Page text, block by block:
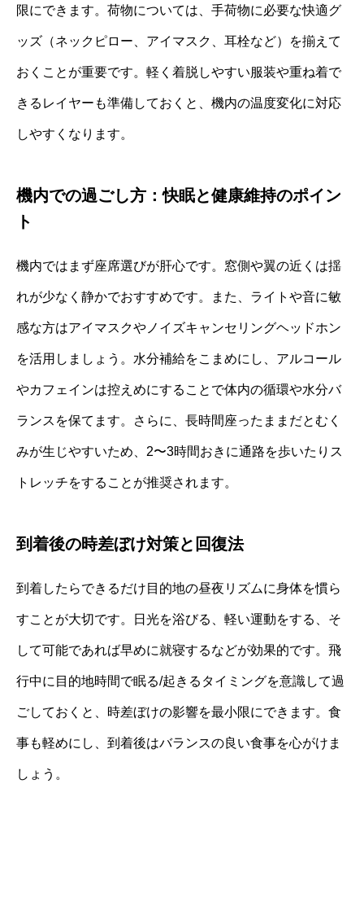
限にできます。荷物については、手荷物に必要な快適グ
ッズ（ネックピロー、アイマスク、耳栓など）を揃えて
おくことが重要です。軽く着脱しやすい服装や重ね着で
きるレイヤーも準備しておくと、機内の温度変化に対応
しやすくなります。
機内での過ごし方：快眠と健康維持のポイン
ト
機内ではまず座席選びが肝心です。窓側や翼の近くは揺
れが少なく静かでおすすめです。また、ライトや音に敏
感な方はアイマスクやノイズキャンセリングヘッドホン
を活用しましょう。水分補給をこまめにし、アルコール
やカフェインは控えめにすることで体内の循環や水分バ
ランスを保てます。さらに、長時間座ったままだとむく
みが生じやすいため、2〜3時間おきに通路を歩いたりス
トレッチをすることが推奨されます。
到着後の時差ぼけ対策と回復法
到着したらできるだけ目的地の昼夜リズムに身体を慣ら
すことが大切です。日光を浴びる、軽い運動をする、そ
して可能であれば早めに就寝するなどが効果的です。飛
行中に目的地時間で眠る/起きるタイミングを意識して過
ごしておくと、時差ぼけの影響を最小限にできます。食
事も軽めにし、到着後はバランスの良い食事を心がけま
しょう。